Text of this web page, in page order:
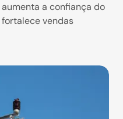
a confiança do
vendas